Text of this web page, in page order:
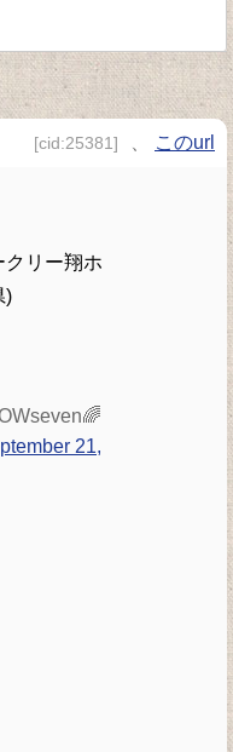
[cid:25381] このurl
クリー翔ホ
)
21,